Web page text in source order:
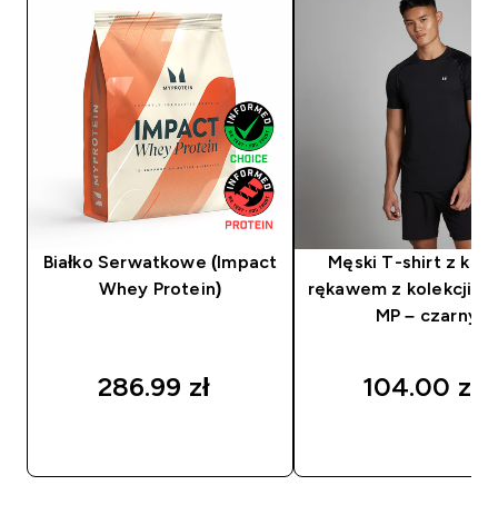
Białko Serwatkowe (Impact
Whey Protein)
286.99 zł‎
Męski T-shirt z
rękawem z kolekcji
MP – czarny
104.00 zł‎